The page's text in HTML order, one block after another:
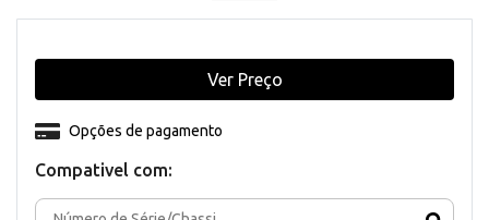
Compativel com:
Opções de pagamento
Ver Preço